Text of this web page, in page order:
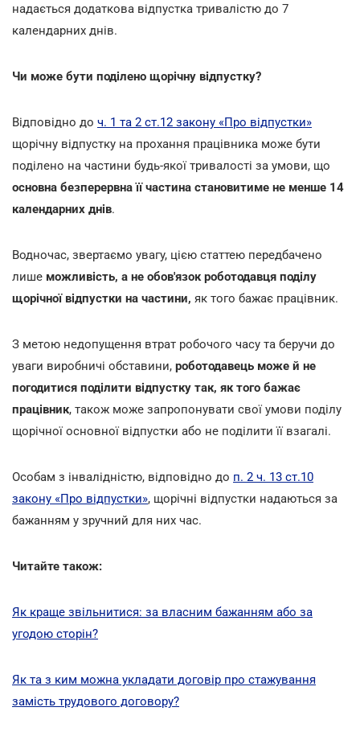
надається додаткова відпустка тривалістю до 7
календарних днів.
Чи може бути поділено щорічну відпустку?
Відповідно до ч. 1 та 2 ст.12 закону «Про відпустки»
щорічну відпустку на прохання працівника може бути
поділено на частини будь-якої тривалості за умови, що
основна безперервна її частина становитиме не менше 14
календарних днів.
Водночас, звертаємо увагу, цією статтею передбачено
лише можливість, а не обов'язок роботодавця поділу
щорічної відпустки на частини, як того бажає працівник.
З метою недопущення втрат робочого часу та беручи до
уваги виробничі обставини, роботодавець може й не
погодитися поділити відпустку так, як того бажає
працівник, також може запропонувати свої умови поділу
щорічної основної відпустки або не поділити її взагалі.
Особам з інвалідністю, відповідно до п. 2 ч. 13 ст.10
закону «Про відпустки», щорічні відпустки надаються за
бажанням у зручний для них час.
Читайте також:
Як краще звільнитися: за власним бажанням або за
угодою сторін?
Як та з ким можна укладати договір про стажування
замість трудового договору?